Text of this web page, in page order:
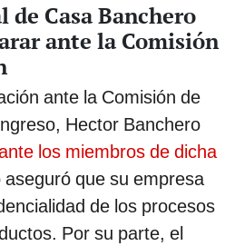
de Casa Banchero
ante la Comisión
ante la Comisión de
Hector Banchero
los miembros de dicha
aseguró que su empresa
de los procesos
Por su parte, el